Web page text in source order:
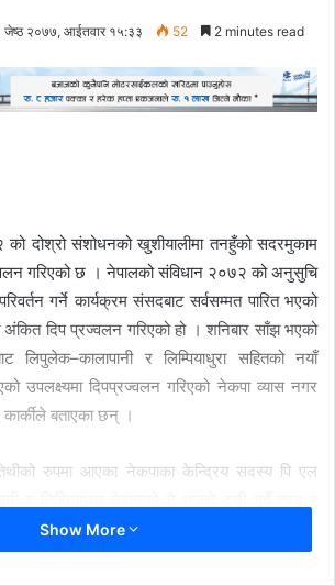
जेष्ठ २०७७, आईतवार १५:३३ 52 2 minutes read
दोश्रो संशोधनको खुशीयालीमा तनहुँको सदरमुकाम
गरिएको छ । नेपालको संविधान २०७२ को अनुसुचि
गर्ने कार्यक्रम संसदबाट सर्वसम्मत पारित भएको
अंकित दिप प्रज्वलन गरिएको हो । शनिबार साँझ भएको
लिपुलेक–कालापानी र लिम्पियाधुरा सहितको नयाँ
उपलक्ष्यमा दिपप्रज्वलन गरिएको नेकपा व्यास नगर
कार्कीले बताएका छन् ।
रुपमा आएका नेकपाका केन्द्रिय सदस्य पि एल
दावी गरेका छन् । यो नेपालको नै भुभाग हो, तर
गर्दा नेपालले यो अवस्था भोग्नु परेको बताएका छन् ।
Show More